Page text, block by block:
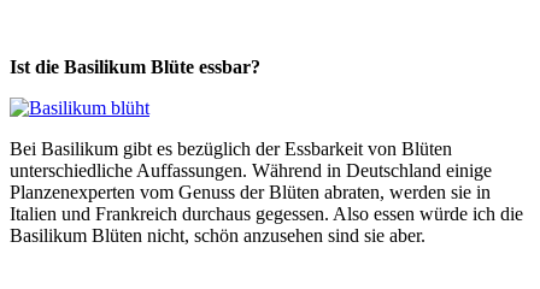
Ist die Basilikum Blüte essbar?
Bei Basilikum gibt es bezüglich der Essbarkeit von Blüten
unterschiedliche Auffassungen. Während in Deutschland einige
Planzenexperten vom Genuss der Blüten abraten, werden sie in
Italien und Frankreich durchaus gegessen. Also essen würde ich die
Basilikum Blüten nicht, schön anzusehen sind sie aber.